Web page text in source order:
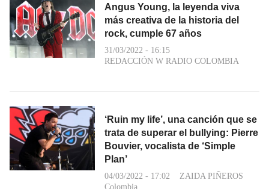
Angus Young, la leyenda viva
más creativa de la historia del
rock, cumple 67 años
31/03/2022 - 16:15
REDACCIÓN W RADIO COLOMBIA
‘Ruin my life’, una canción que se
trata de superar el bullying: Pierre
Bouvier, vocalista de ‘Simple
Plan’
04/03/2022 - 17:02
ZAIDA PIÑEROS
Colombia